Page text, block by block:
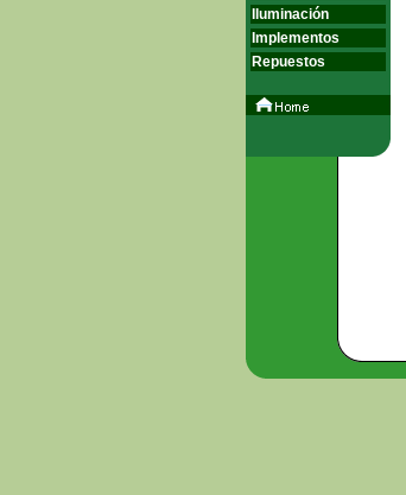
Iluminación
Implementos
Repuestos